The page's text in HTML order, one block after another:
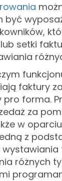
być
setki
faktury
forma.
za
w
z
różnych